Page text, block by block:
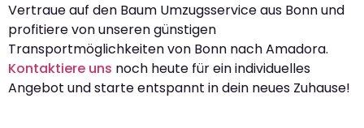
Vertraue auf den Baum Umzugsservice aus Bonn und
profitiere von unseren günstigen
Transportmöglichkeiten von Bonn nach Amadora.
Kontaktiere uns noch heute für ein individuelles
Angebot und starte entspannt in dein neues Zuhause!